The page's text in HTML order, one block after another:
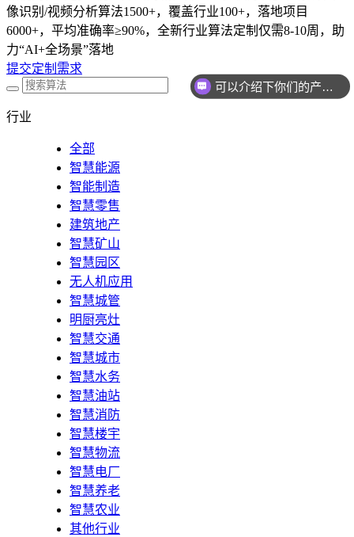
像识别/视频分析算法1500+，覆盖行业100+，落地项目
6000+，平均准确率≥90%，全新行业算法定制仅需8-10周，助
力“AI+全场景”落地
提交定制需求
行业
全部
智慧能源
智能制造
智慧零售
建筑地产
智慧矿山
智慧园区
无人机应用
智慧城管
明厨亮灶
智慧交通
智慧城市
智慧水务
智慧油站
智慧消防
智慧楼宇
智慧物流
智慧电厂
智慧养老
智慧农业
其他行业